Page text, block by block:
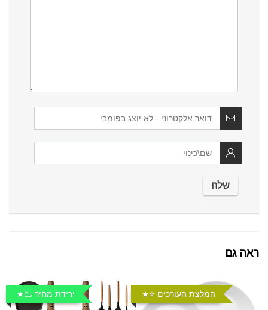
ראה גם
המלצת העורכים ⭐️ ירידת מחיר 📉